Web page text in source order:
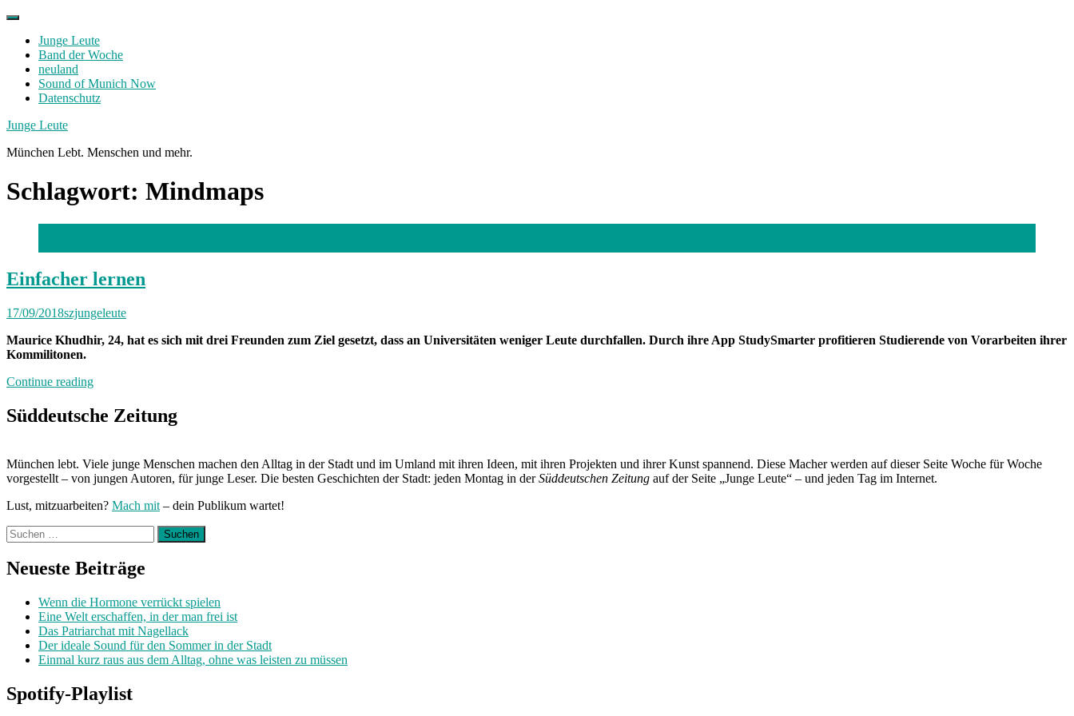
Skip
contentJunge Leute
Band der Woche
neuland
Sound of Munich Now
Datenschutz
Facebook
Twitter
Instagram
Junge Leute
München Lebt. Menschen und mehr.
Schlagwort: Mindmaps
Einfacher lernen
17/09/2018szjungeleute
Maurice Khudhir, 24, hat es sich mit drei Freunden zum Ziel gesetzt, dass an Universitäten weniger Leute durchfallen. Durch ihre App StudySmarter profitieren Studierende von Vorarbeiten ihrer
Kommilitonen.
Continue reading„Einfacher
Süddeutsche Zeitung
München lebt. Viele junge Menschen machen den Alltag in der Stadt und im Umland mit ihren Ideen, mit ihren Projekten und ihrer Kunst spannend. Diese Macher werden auf dieser Seite Woche für Woche
vorgestellt – von jungen Autoren, für junge Leser. Die besten Geschichten der Stadt: jeden Montag in derSüddeutschen Zeitung auf der Seite „Junge Leute“ – und jeden Tag im Internet.
Lust, mitzuarbeiten? Mach mit – dein Publikum wartet!
Suchen
nach:
Neueste Beiträge
Wenn die Hormone verrückt spielen
Eine Welt erschaffen, in der man frei ist
Das Patriarchat mit Nagellack
Der ideale Sound für den Sommer in der Stadt
Einmal kurz raus aus dem Alltag, ohne was leisten zu müssen
Spotify-Playlist